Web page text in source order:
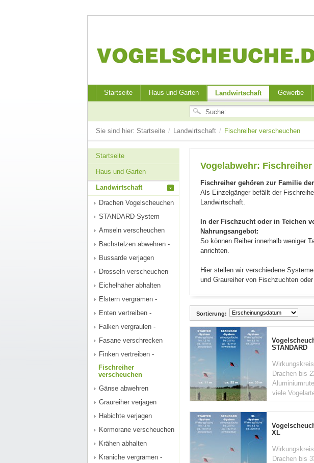
Startseite Haus und Garten Landwirtschaft Gewerbe
Sie sind hier: Startseite / Landwirtschaft / Fischreiher verscheuchen
Startseite
Haus und Garten
Landwirtschaft
Drachen Vogelscheuchen
STANDARD-System
Amseln verscheuchen
Bachstelzen abwehren -
Bussarde verjagen
Drosseln verscheuchen
Eichelhäher abhalten
Elstern vergrämen -
Enten vertreiben -
Falken vergraulen -
Fasane verschrecken
Finken vertreiben -
Fischreiher
verscheuchen
Gänse abwehren
Graureiher verjagen
Habichte verjagen
Kormorane verscheuchen
Krähen abhalten
Kraniche vergrämen -
Vogelabwehr:
Fischreiher gehören zur Familie
Als Einzelgänger befällt der
Landwirtschaft.
In der Fischzucht oder in Teichen
Nahrungsangebot:
So können Reiher innerhalb weniger
anrichten.
Hier stellen wir verschiedene
und Graureiher von Fischzuchten
Sortierung:
STANDARD
Drachen bis
viele
XL
Drachen bis